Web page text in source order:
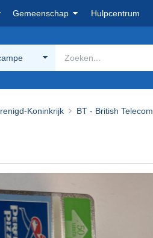
Gemeenschap Hulpcentrum
Koninkrijk BT - British Telecom